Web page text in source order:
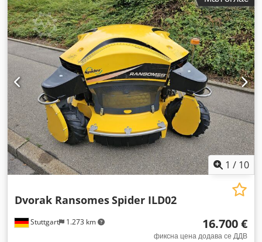
1 / 10
Stuttgart 1.273 km
Dvorak RansomesSpider ILD02
16.700 €
фиксна цена додава се ДДВ